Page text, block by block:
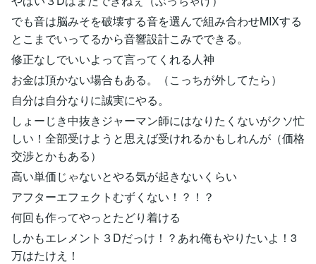
でも音は脳みそを破壊する音を選んで組み合わせMIXする
とこまでいってるから音響設計こみでできる。
修正なしでいいよって言ってくれる人神
お金は頂かない場合もある。（こっちが外してたら）
自分は自分なりに誠実にやる。
しょーじき中抜きジャーマン師にはなりたくないがクソ忙
しい！全部受けようと思えば受けれるかもしれんが（価格
交渉とかもある）
高い単価じゃないとやる気が起きないくらい
アフターエフェクトむずくない！？！？
何回も作ってやっとたどり着ける
しかもエレメント３Dだっけ！？あれ俺もやりたいよ！3
万はたけえ！